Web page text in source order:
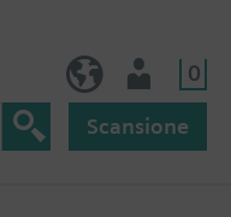
0
Scansione